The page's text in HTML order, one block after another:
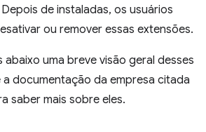
de instaladas, os usuários
ou remover essas extensões.
uma breve visão geral desses
documentação da empresa citada
saber mais sobre eles.